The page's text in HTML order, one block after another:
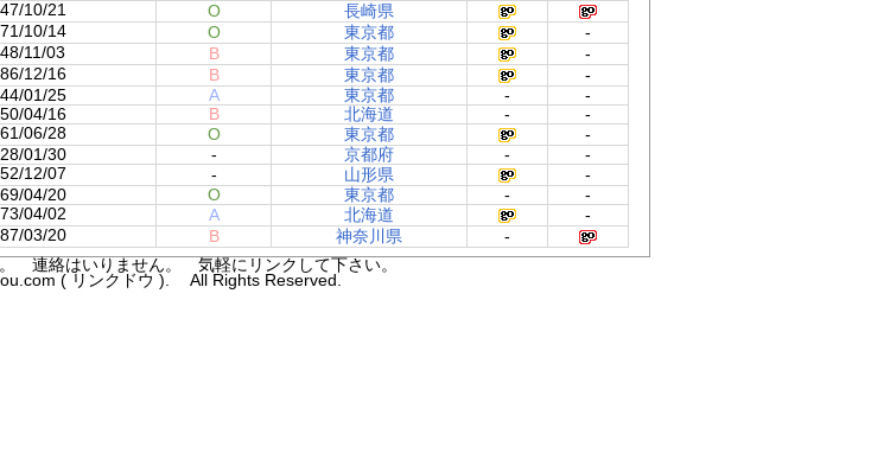
10/21 O
長崎県
10/14 O 東京都
-
11/03 B 東京都
-
12/16 B 東京都
-
01/25 A 東京都 -
-
04/16 B 北海道 -
-
06/28 O 東京都
-
01/30 - 京都府 -
-
12/07 - 山形県
-
04/20 O 東京都 -
-
04/02 A 北海道
-
03/20 B 神奈川県
-
連絡はいりません。 気軽にリンクして下さい。
( リンクドウ ). All Rights Reserved.